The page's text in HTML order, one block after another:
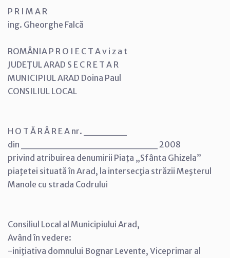
P R I M A R
ing. Gheorghe Falcă
ROMÂNIA P R O I E C T A v i z a t
JUDEŢUL ARAD S E C R E T A R
MUNICIPIUL ARAD Doina Paul
CONSILIUL LOCAL
H O T Ă R Â R E A nr. ______
din ___________________ 2008
privind atribuirea denumirii Piaţa „Sfânta Ghizela”
piaţetei situată în Arad, la intersecţia străzii Meşterul
Manole cu strada Codrului
Consiliul Local al Municipiului Arad,
Având în vedere:
-iniţiativa domnului Bognar Levente, Viceprimar al